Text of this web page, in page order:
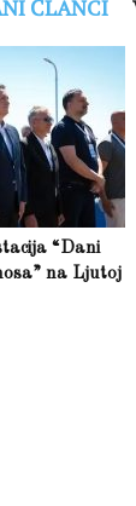
ČLANCI
“Dani
na Ljutoj